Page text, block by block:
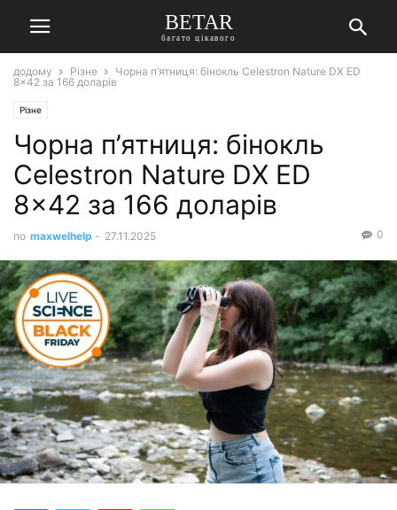
BETAR
багато цікавого
додому Різне
Чорна п’ятниця: бінокль Celestron Nature DX ED
8×42 за 166 доларів
Різне
Чорна п’ятниця: бінокль
Celestron Nature DX ED
8×42 за 166 доларів
по maxwelhelp - 27.11.2025 0